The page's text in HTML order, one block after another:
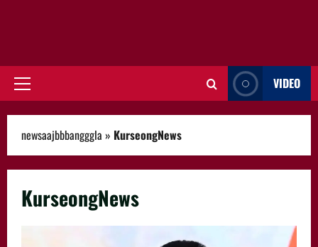
Primary
VIDEO
newsaajbbbangggla » KurseongNews
KurseongNews